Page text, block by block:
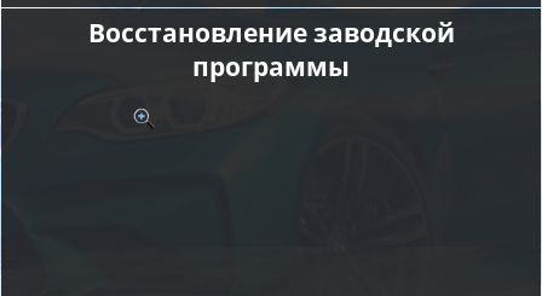
Восстановление заводской
программы